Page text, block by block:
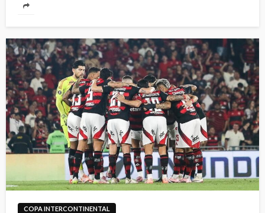
COPA INTERCONTINENTAL